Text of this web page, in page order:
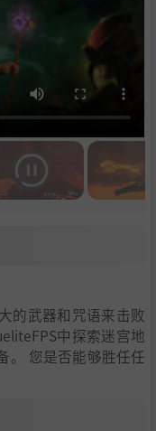
的武器和咒语来击败
中探索迷宫地
。 您是否能够胜任任